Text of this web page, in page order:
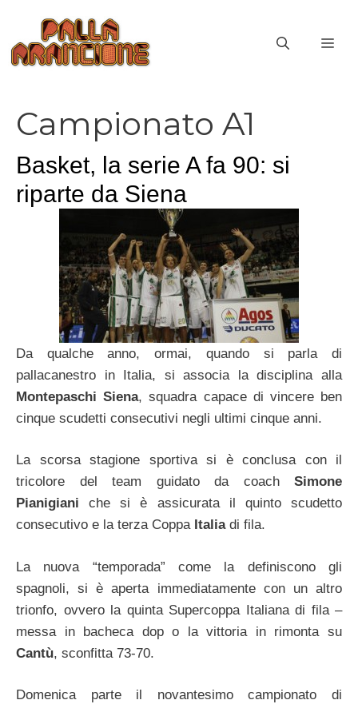
contenuto
Campionato A1
Basket, la serie A fa 90: si
riparte da Siena
Da qualche anno, ormai, quando si parla di
pallacanestro in Italia, si associa la disciplina alla
Montepaschi Siena, squadra capace di vincere ben
cinque scudetti consecutivi negli ultimi cinque anni.
La scorsa stagione sportiva si è conclusa con il
tricolore del team guidato da coach Simone
Pianigiani che si è assicurata il quinto scudetto
consecutivo e la terza Coppa Italiadi fila.
La nuova “temporada” come la definiscono gli
spagnoli, si è aperta immediatamente con un altro
trionfo, ovvero la quinta Supercoppa Italiana di fila –
messa in bacheca dop o la vittoria in rimonta su
Cantù, sconfitta 73-70.
Domenica parte il novantesimo campionato di